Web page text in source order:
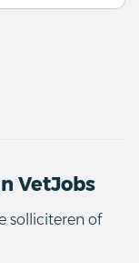
VetJobs
solliciteren of